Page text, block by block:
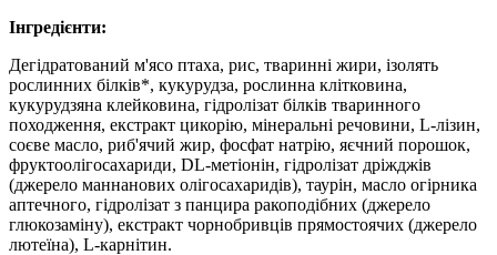
Інгредієнти:
Дегідратований м'ясо птаха, рис, тваринні жири, ізолять
рослинних білків*, кукурудза, рослинна клітковина,
кукурудзяна клейковина, гідролізат білків тваринного
походження, екстракт цикорію, мінеральні речовини, L-лізин,
соєве масло, риб'ячий жир, фосфат натрію, яєчний порошок,
фруктоолігосахариди, DL-метіонін, гідролізат дріжджів
(джерело маннанових олігосахаридів), таурін, масло огірника
аптечного, гідролізат з панцира ракоподібних (джерело
глюкозаміну), екстракт чорнобривців прямостоячих (джерело
лютеїна), L-карнітин.